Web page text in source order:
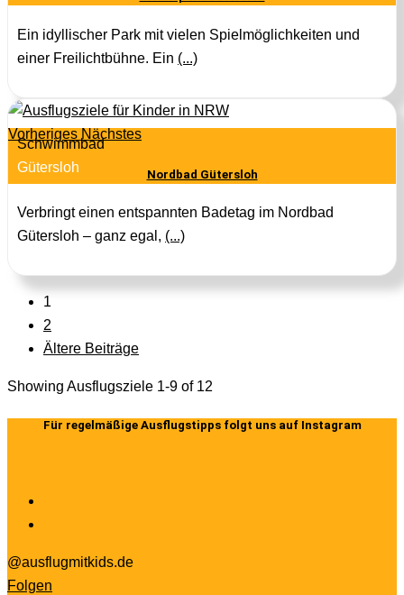
Ein idyllischer Park mit vielen Spielmöglichkeiten und
einer Freilichtbühne. Ein (...)
Vorheriges Nächstes
Schwimmbad
Gütersloh
Nordbad Gütersloh
Verbringt einen entspannten Badetag im Nordbad
Gütersloh – ganz egal, (...)
1
2
Ältere Beiträge
Showing Ausflugsziele 1-9 of 12
Für regelmäßige Ausflugstipps folgt uns auf Instagram
@ausflugmitkids.de
Folgen